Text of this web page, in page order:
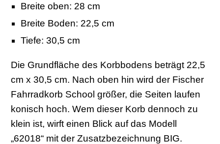
Breite oben: 28 cm
Breite Boden: 22,5 cm
Tiefe: 30,5 cm
Die Grundfläche des Korbbodens beträgt 22,5
cm x 30,5 cm. Nach oben hin wird der Fischer
Fahrradkorb School größer, die Seiten laufen
konisch hoch. Wem dieser Korb dennoch zu
klein ist, wirft einen Blick auf das Modell
„62018“ mit der Zusatzbezeichnung BIG.